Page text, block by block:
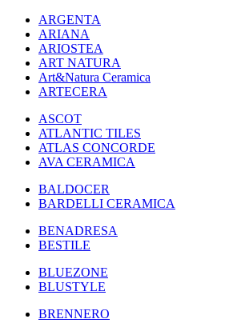
ARGENTA
ARIANA
ARIOSTEA
ART NATURA
Art&Natura Ceramica
ARTECERA
ASCOT
ATLANTIC TILES
ATLAS CONCORDE
AVA CERAMICA
BALDOCER
BARDELLI CERAMICA
BENADRESA
BESTILE
BLUEZONE
BLUSTYLE
BRENNERO